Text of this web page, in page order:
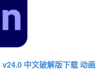
中文破解版下载 动画